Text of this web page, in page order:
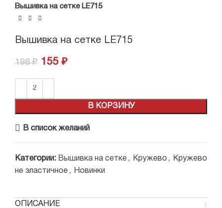
Вышивка на сетке LE715
Вышивка на сетке LE715
198₽ 155 ₽
В КОРЗИНУ
В список желаний
Категории: Вышивка на сетке , Кружево ,
Кружево
не эластичное , Новинки
ОПИСАНИЕ